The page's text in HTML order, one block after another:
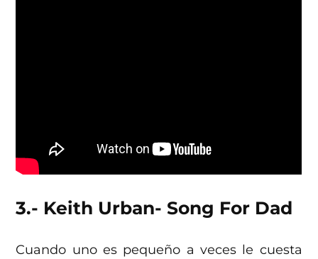
3.- Keith Urban- Song For Dad
Cuando uno es pequeño a veces le cuesta